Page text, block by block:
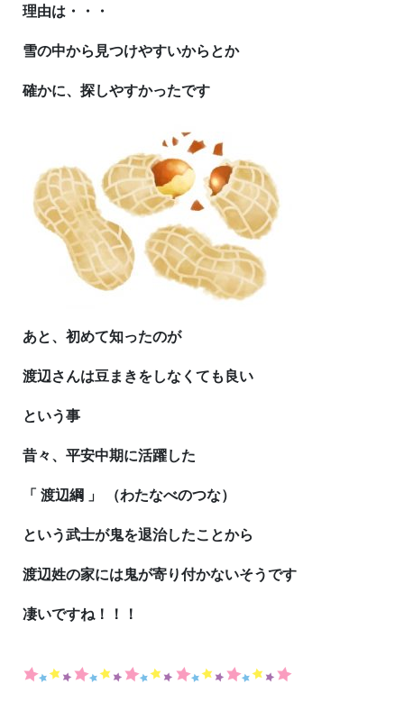
理由は・・・
雪の中から見つけやすいからとか
確かに、探しやすかったです
あと、初めて知ったのが
渡辺さんは豆まきをしなくても良い
という事
昔々、平安中期に活躍した
「 渡辺綱 」 （わたなべのつな）
という武士が鬼を退治したことから
渡辺姓の家には鬼が寄り付かないそうです
凄いですね！！！